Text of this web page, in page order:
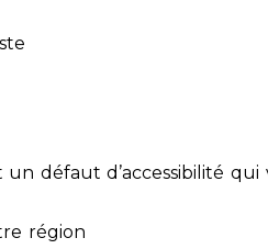
défaut d’accessibilité qui
région